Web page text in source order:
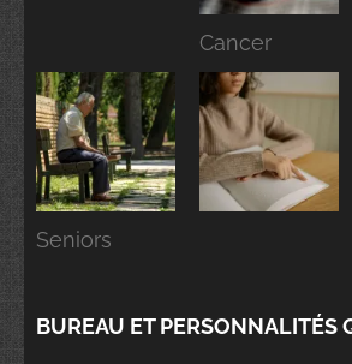
Cancer
Seniors
BUREAU ET PERSONNALITÉS